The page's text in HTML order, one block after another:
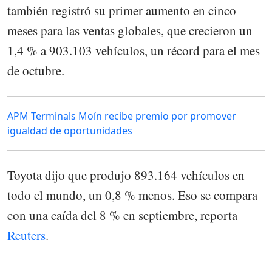
también registró su primer aumento en cinco
meses para las ventas globales, que crecieron un
1,4 % a 903.103 vehículos, un récord para el mes
de octubre.
APM Terminals Moín recibe premio por promover
igualdad de oportunidades
Toyota dijo que produjo 893.164 vehículos en
todo el mundo, un 0,8 % menos. Eso se compara
con una caída del 8 % en septiembre, reporta
Reuters.